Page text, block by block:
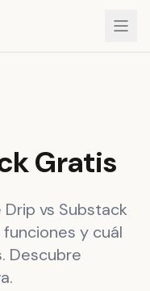
Gratis
vs Substack
y cuál
Descubre